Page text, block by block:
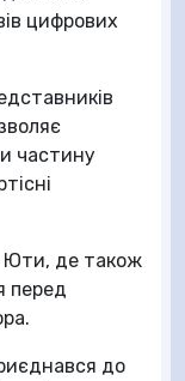
цифрових
частину
Юти, де також
перед
до